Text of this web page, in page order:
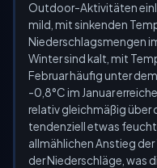
Outdoor-Aktivitäten
mild, mit sinkenden
Niederschlagsmengen
Winter sind kalt, mit
Februar häufig unter
-0,8°C im Januar
relativ gleichmäßig über
tendenziell etwas
allmählichen Anstieg
der Niederschläge, was